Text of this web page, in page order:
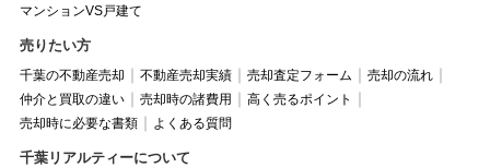
マンションVS戸建て
売りたい方
千葉の不動産売却 不動産売却実績 売却査定フォーム
売却の流れ
仲介と買取の違い
売却時の諸費用
高く売るポイント
売却時に必要な書類
よくある質問
千葉リアルティーについて